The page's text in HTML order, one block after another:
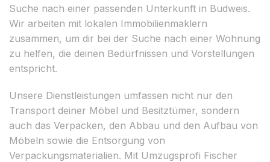
Suche nach einer passenden Unterkunft in Budweis.
Wir arbeiten mit lokalen Immobilienmaklern
zusammen, um dir bei der Suche nach einer Wohnung
zu helfen, die deinen Bedürfnissen und Vorstellungen
entspricht.
Unsere Dienstleistungen umfassen nicht nur den
Transport deiner Möbel und Besitztümer, sondern
auch das Verpacken, den Abbau und den Aufbau von
Möbeln sowie die Entsorgung von
Verpackungsmaterialien. Mit Umzugsprofi Fischer